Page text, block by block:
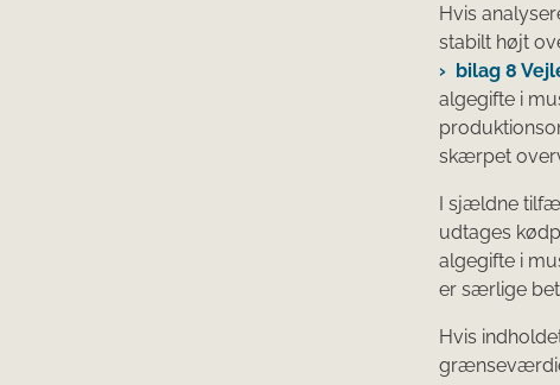
Hvis
stabilt højt
bilag 8
algegifte i
skærpet
I sjældne
udtages
algegifte i
er særlige
Hvis